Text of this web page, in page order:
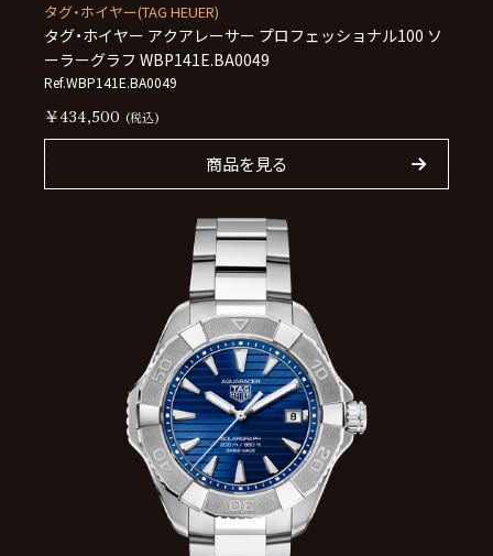
タグ・ホイヤー(TAG HEUER)
タグ・ホイヤー アクアレーサー プロフェッショナル100 ソ
ーラーグラフ WBP141E.BA0049
Ref.WBP141E.BA0049
￥434,500 (税込)
商品を見る